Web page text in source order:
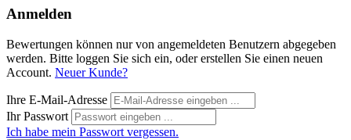
Anmelden
Bewertungen können nur von angemeldeten Benutzern abgegeben
werden. Bitte loggen Sie sich ein, oder erstellen Sie einen neuen
Account. Neuer Kunde?
Ihre E-Mail-Adresse
Ihr Passwort
Ich habe mein Passwort vergessen.